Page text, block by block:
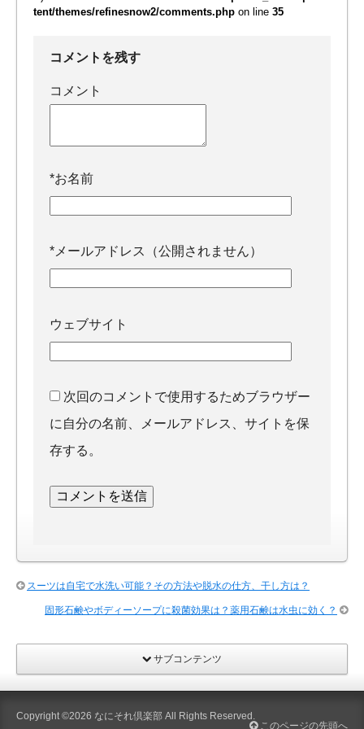
tent/themes/refinesnow2/comments.php on line 35
コメントを残す
コメント
*お名前
* メールアドレス（公開されません）
ウェブサイト
次回のコメントで使用するためブラウザー
に自分の名前、メールアドレス、サイトを保
存する。
スーツは自宅で水洗い可能？その方法や脱水の仕方、干し方は？
固形石鹸やボディーソープに殺菌効果は？薬用石鹸は水虫に効く？
サブコンテンツ
Copyright ©2026 なにそれ倶楽部 All Rights Reserved.
このページの先頭へ